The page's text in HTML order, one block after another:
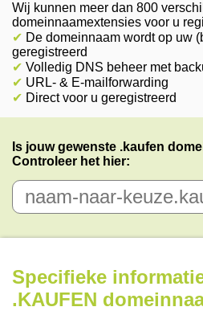
Wij kunnen meer dan 800
domeinnaamextensies voor u
✔ De domeinnaam wordt op uw
geregistreerd
✔ Volledig DNS beheer met
✔ URL- & E-mailforwarding
✔ Direct voor u geregistreerd
Is jouw gewenste .kaufen
Controleer het hier:
Specifieke
.KAUFEN